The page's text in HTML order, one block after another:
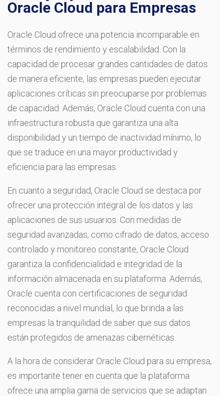
Oracle Cloud para Empresas
Oracle Cloud ofrece una potencia incomparable en
términos de rendimiento y escalabilidad. Con la
capacidad de procesar grandes cantidades de datos
de manera eficiente, las empresas pueden ejecutar
aplicaciones críticas sin preocuparse por problemas
de capacidad. Además, Oracle Cloud cuenta con una
infraestructura robusta que garantiza una alta
disponibilidad y un tiempo de inactividad mínimo, lo
que se traduce en una mayor productividad y
eficiencia para las empresas.
En cuanto a seguridad, Oracle Cloud se destaca por
ofrecer una protección integral de los datos y las
aplicaciones de sus usuarios. Con medidas de
seguridad avanzadas, como cifrado de datos, acceso
controlado y monitoreo constante, Oracle Cloud
garantiza la confidencialidad e integridad de la
información almacenada en su plataforma. Además,
Oracle cuenta con certificaciones de seguridad
reconocidas a nivel mundial, lo que brinda a las
empresas la tranquilidad de saber que sus datos
están protegidos de amenazas cibernéticas.
A la hora de considerar Oracle Cloud para su empresa,
es importante tener en cuenta que la plataforma
ofrece una amplia gama de servicios que se adaptan